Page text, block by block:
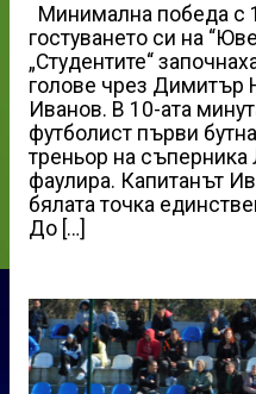
Минимална победа с
гостуването си на
„Студентите“
голове чрез Димитър
Иванов. В 10-ата
футболист първи
треньор на
фаулира. Капитанът
бялата точка
До […]